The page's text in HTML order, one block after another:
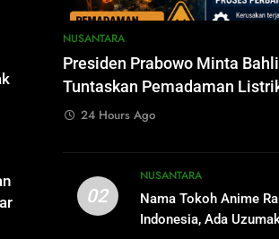
NUSANTARA
Presiden Prabowo Minta
Tuntaskan Pemadaman
24 Hours Ago
02
NUSANTARA
Nama Tokoh Anime
Indonesia, Ada